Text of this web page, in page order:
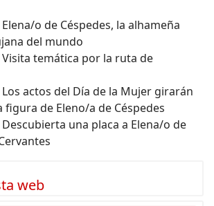
o de Céspedes, la alhameña
del mundo
Visita temática por la ruta de
Los actos del Día de la Mujer girarán
figura de Eleno/a de Céspedes
Descubierta una placa a Elena/o de
web